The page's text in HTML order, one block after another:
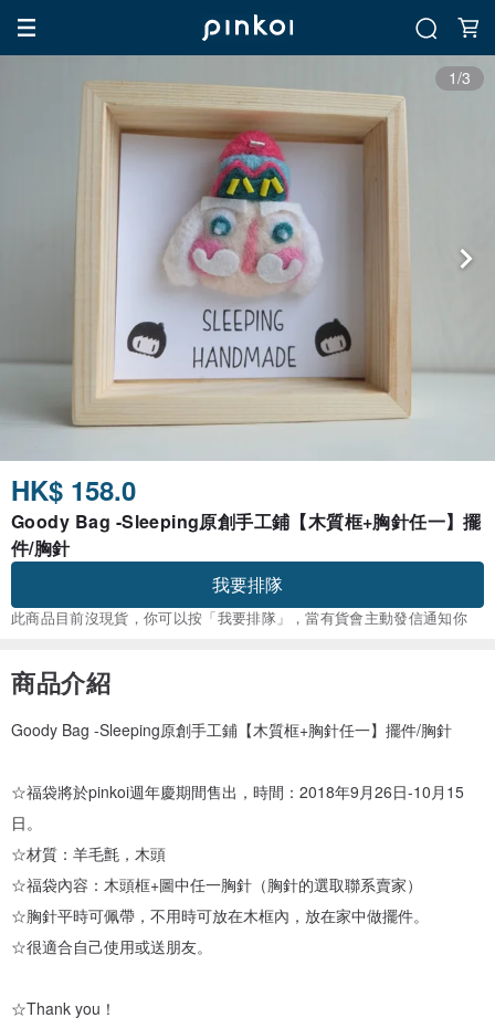
1/3
HK$ 158.0
Goody Bag -Sleeping原創手工鋪【木質框+胸針任一】擺
件/胸針
我要排隊
此商品目前沒現貨，你可以按「我要排隊」，當有貨會主動發信通知你
商品介紹
Goody Bag -Sleeping原創手工鋪【木質框+胸針任一】擺件/胸針
☆福袋將於pinkoi週年慶期間售出，時間：2018年9月26日-10月15
日。
☆材質：羊毛氈，木頭
☆福袋內容：木頭框+圖中任一胸針（胸針的選取聯系賣家）
☆胸針平時可佩帶，不用時可放在木框內，放在家中做擺件。
☆很適合自己使用或送朋友。
☆Thank you！